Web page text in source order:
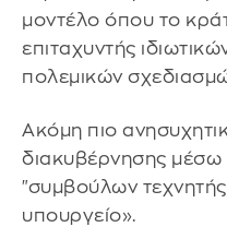
μοντέλο όπου το
επιταχυντής
πολεμικών
Ακόμη πιο
διακυβέρνησης μέσω
"συμβούλων
υπουργείο».